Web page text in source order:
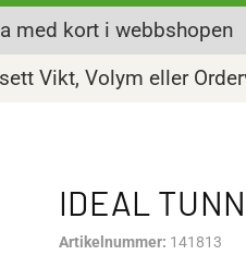
med kort i webbshopen
Vikt, Volym eller
IDEAL
Artikelnummer: 141813